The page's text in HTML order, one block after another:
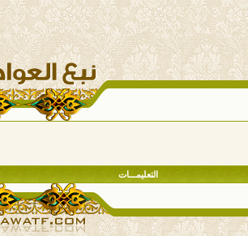
التعليمـــات